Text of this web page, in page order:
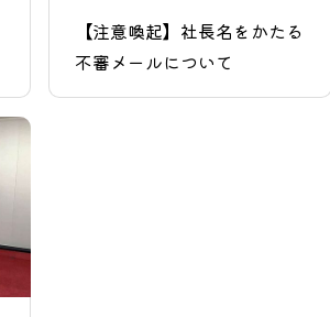
【注意喚起】社長名をかたる
不審メールについて